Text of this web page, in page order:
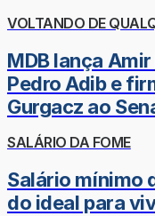
VOLTANDO DE
MDB lança
Pedro Adib e
Gurgacz ao
SALÁRIO DA FOME
Salário mínimo
do ideal para